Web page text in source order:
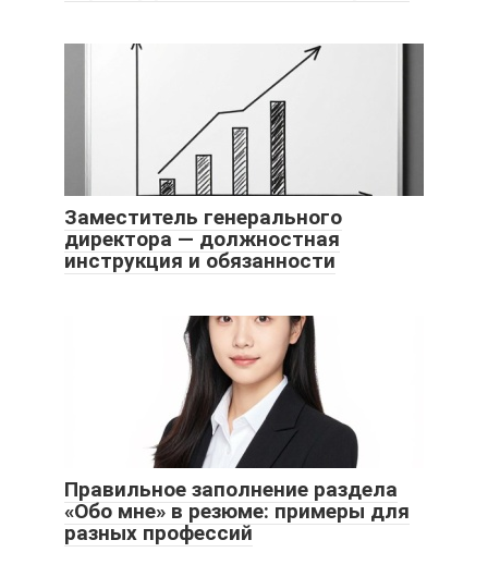
Заместитель генерального
директора — должностная
инструкция и обязанности
Правильное заполнение раздела
«Обо мне» в резюме: примеры для
разных профессий